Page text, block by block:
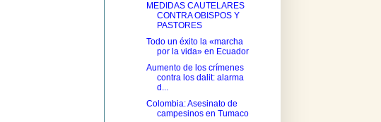
MEDIDAS CAUTELARES
CONTRA OBISPOS Y
PASTORES
Todo un éxito la «marcha
por la vida» en Ecuador
Aumento de los crímenes
contra los dalit: alarma
d...
Colombia: Asesinato de
campesinos en Tumaco